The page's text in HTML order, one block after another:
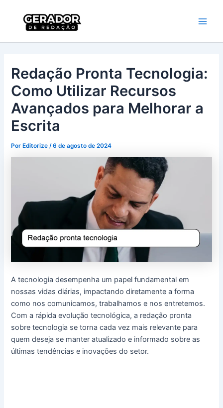
conteúdo
Redação Pronta Tecnologia:
Como Utilizar Recursos
Avançados para Melhorar a
Escrita
Por Editorize/6 de agosto de 2024
A tecnologia desempenha um papel fundamental em
nossas vidas diárias, impactando diretamente a forma
como nos comunicamos, trabalhamos e nos entretemos.
Com a rápida evolução tecnológica, a redação pronta
sobre tecnologia se torna cada vez mais relevante para
quem deseja se manter atualizado e informado sobre as
últimas tendências e inovações do setor.